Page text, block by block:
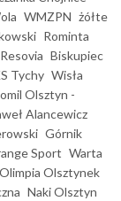
WMZPN żółte
Rominta
Resovia Biskupiec
Tychy Wisła
Olsztyn -
Alancewicz
Górnik
Sport Warta
Olimpia Olsztynek
Naki Olsztyn